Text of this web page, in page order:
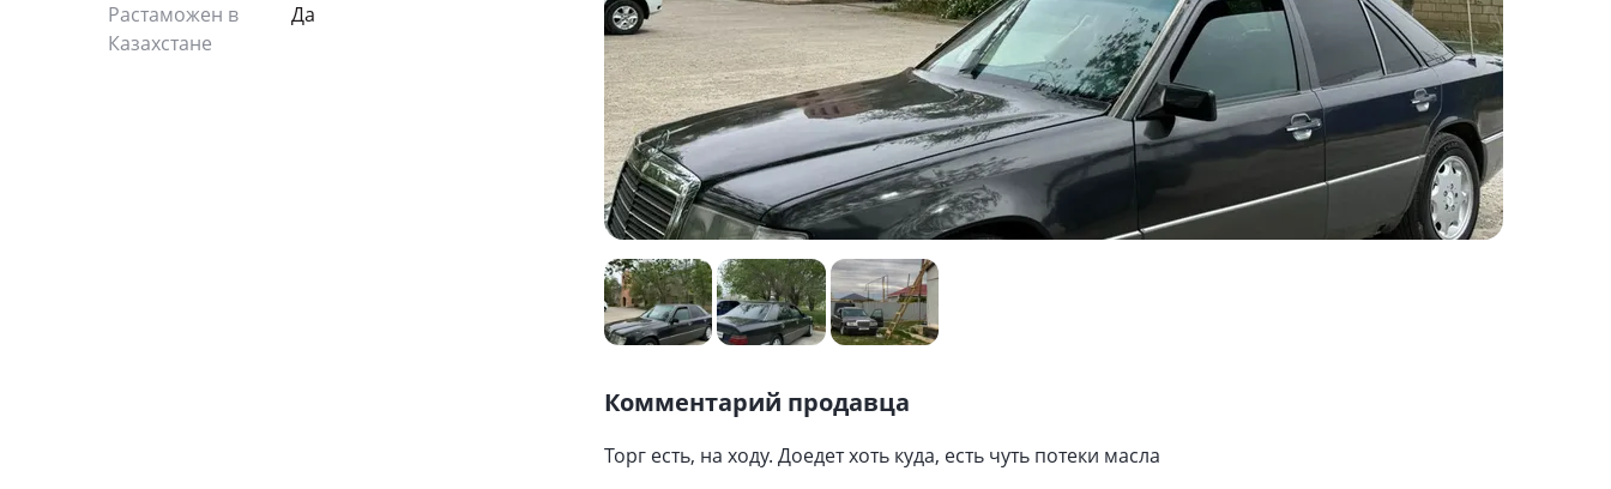
Растаможен в
Казахстане
Да
Комментарий продавца
Торг есть, на ходу. Доедет хоть куда, есть чуть потеки масла